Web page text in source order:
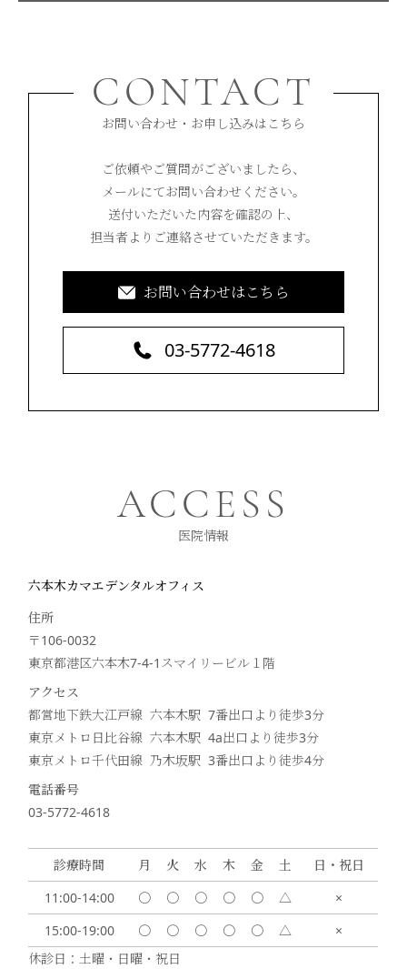
CONTACT
お問い合わせ・お申し込みはこちら
ご依頼やご質問がございましたら、
メールにてお問い合わせください。
送付いただいた内容を確認の上、
担当者よりご連絡させていただきます。
お問い合わせはこちら
03-5772-4618
ACCESS
医院情報
六本木カマエデンタルオフィス
住所
〒106-0032
東京都港区六本木7-4-1スマイリービル１階
アクセス
都営地下鉄大江戸線 六本木駅 7番出口より徒歩3分
東京メトロ日比谷線 六本木駅 4a出口より徒歩3分
東京メトロ千代田線 乃木坂駅 3番出口より徒歩4分
電話番号
03-5772-4618
診療時間 月 火 水 木 金 土
日・祝日
11:00-14:00
〇 〇 〇 〇 〇 △
×
15:00-19:00
〇 〇 〇 〇 〇 △
×
休診日：土曜・日曜・祝日